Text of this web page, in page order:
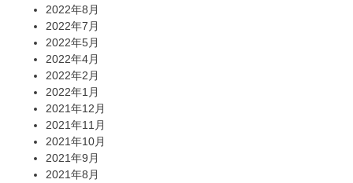
2022年8月
2022年7月
2022年5月
2022年4月
2022年2月
2022年1月
2021年12月
2021年11月
2021年10月
2021年9月
2021年8月